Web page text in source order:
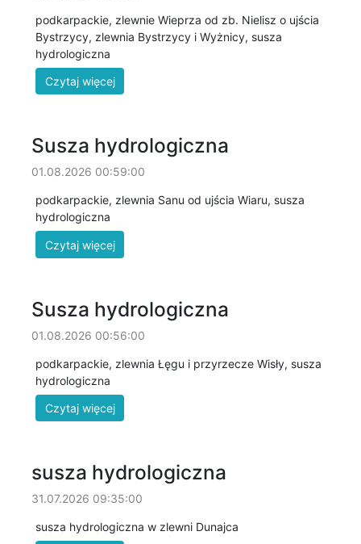
podkarpackie, zlewnie Wieprza od zb. Nielisz o ujścia
Bystrzycy, zlewnia Bystrzycy i Wyżnicy, susza
hydrologiczna
Susza hydrologiczna
01.08.2026 00:59:00
podkarpackie, zlewnia Sanu od ujścia Wiaru, susza
hydrologiczna
Susza hydrologiczna
01.08.2026 00:56:00
podkarpackie, zlewnia Łęgu i przyrzecze Wisły, susza
hydrologiczna
susza hydrologiczna
31.07.2026 09:35:00
susza hydrologiczna w zlewni Dunajca